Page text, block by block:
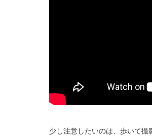
少し注意したいのは、歩いて